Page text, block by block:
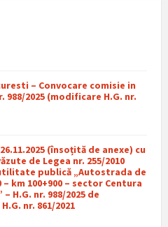
– Convocare comisie in
988/2025 (modificare H.G. nr.
(însoțită de anexe) cu
de Legea nr. 255/2010
publică „Autostrada de
km 100+900 – sector Centura
H.G. nr. 988/2025 de
nr. 861/2021